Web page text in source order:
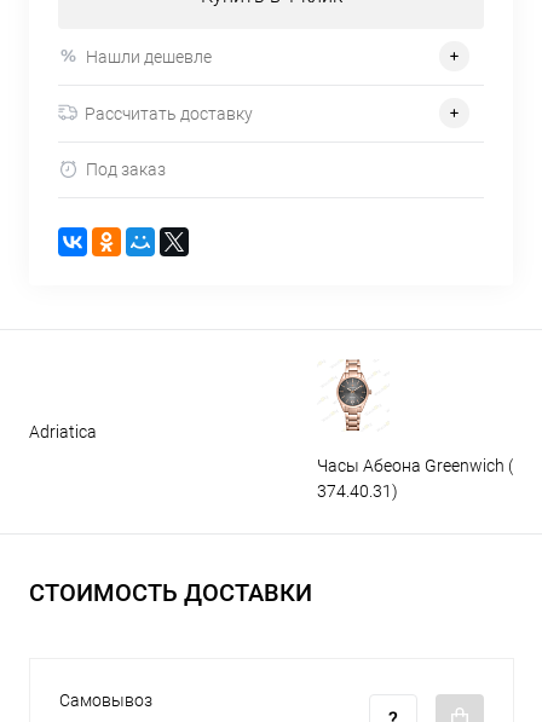
Нашли дешевле
Рассчитать доставку
Под заказ
Adriatica
Часы Абеона Greenwich (GW
374.40.31)
СТОИМОСТЬ ДОСТАВКИ
Самовывоз